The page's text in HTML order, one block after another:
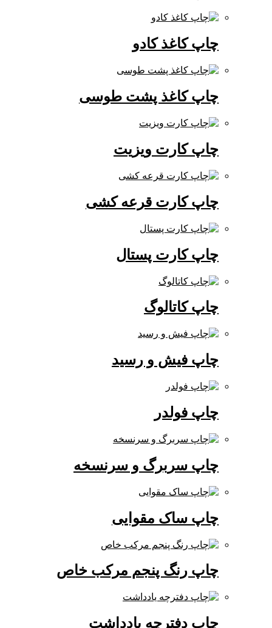
چاپ کاغذ کادو
چاپ کاغذ پشت طوسی
چاپ کارت ویزیت
چاپ کارت قرعه کشی
چاپ کارت پستال
چاپ کاتالوگ
چاپ فیش و رسید
چاپ فولدر
چاپ سربرگ و سرنسخه
چاپ ساک مقوایی
چاپ رنگ پنجم مرکب خاص
چاپ دفترچه یادداشت